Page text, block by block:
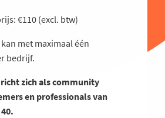
€110 (excl. btw)
met maximaal één
bedrijf.
richt zich als community
en professionals van